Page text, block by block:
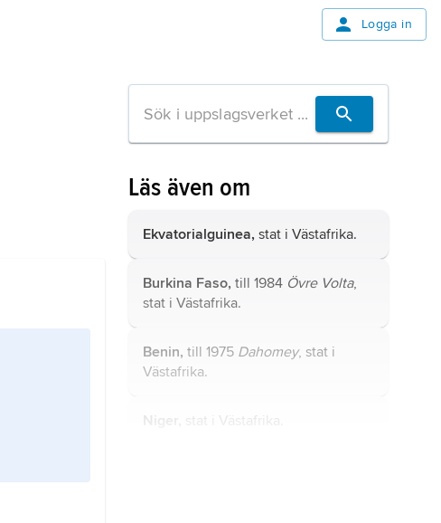
Logga in
Läs även om
Ekvatorialguinea, stat i Västafrika.
Burkina Faso, till 1984 Övre Volta,
stat i Västafrika.
Benin, till 1975 Dahomey, stat i
Västafrika.
Niger, stat i Västafrika.